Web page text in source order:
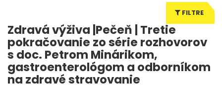
FILTRE
Zdravá výživa |Pečeň | Tretie
pokračovanie zo série rozhovorov
s doc. Petrom Minárikom,
gastroenterológom a odborníkom
na zdravé stravovanie